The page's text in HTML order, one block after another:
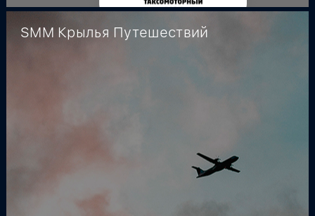
SMM Крылья Путешествий